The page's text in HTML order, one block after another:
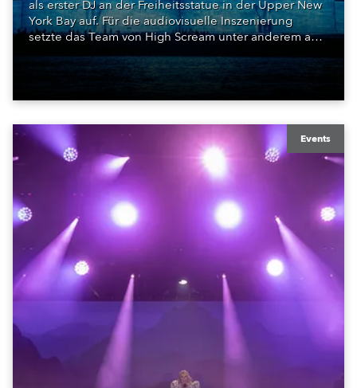
als erster DJ an der Freiheitsstatue in der Upper New
York Bay auf. Für die audiovisuelle Inszenierung
setzte das Team von High Scream unter anderem auf
ROBE iBOLT, MegaPointe und iSpiiderX. Die
Performance knüpfte an Canitrots „Monumental“-
Laser und Tanz mit einem der bekanntesten
Events